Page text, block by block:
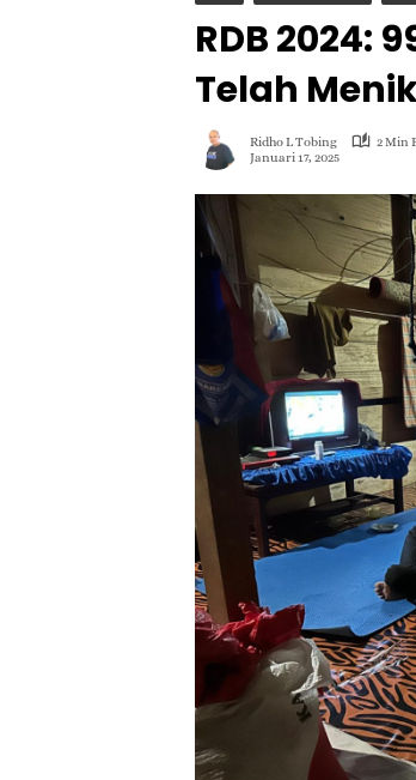
RDB 2024:
Telah
Ridho L Tobing
2 Min
Januari 17, 2025